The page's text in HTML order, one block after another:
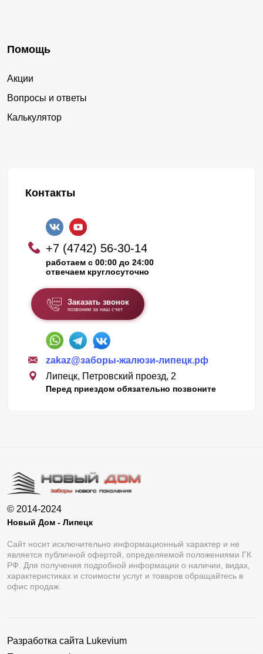
Помощь
Акции
Вопросы и ответы
Калькулятор
Контакты
+7 (4742) 56-30-14
работаем с 00:00 до 24:00
отвечаем круглосуточно
Заказать звонок
позвоним за наш счет
zakaz@заборы-жалюзи-липецк.рф
Липецк, Петровский проезд, 2
Перед приездом обязательно позвоните
© 2014-2024
Новый Дом - Липецк
Сайт носит исключительно информационный характер и не
является публичной офертой, определяемой положениями ГК
РФ. Для получения подробной информации о наличии, видах,
характеристиках и стоимости услуг и товаров обращайтесь в
офис продаж.
Разработка сайта Lukevium